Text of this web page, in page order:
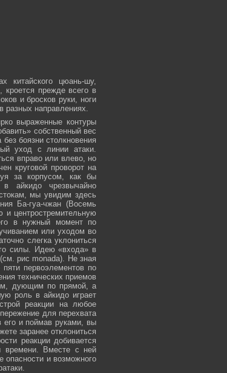
китайского цюань-шу,
прежде всего в
и бросков руки, ноги
разных направлениях.
выраженные контуры
собственный вес
боязни столкновения
уход с линии атаки.
вправо или влево, но
круговой проворот на
за корпусом, как бы
айкидо чрезвычайно
мы увидим здесь
Ба-гуа-чжан (Восемь
и центростремительную
в нужный момент по
или уходом во
слегка уклониться
силы. Идею «входа» в
рис monada). Не зная
первоэлементов по
технических приемов
дующим по прямой, а
роль в айкидо играет
реакции на любое
для перехвата
его и поймав руками, вы
заранее отклониться
реакции добивается
времени. Вместе с ней
опасности и возможного